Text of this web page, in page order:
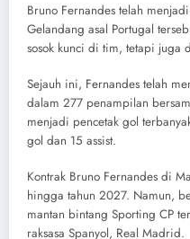
Bruno Fernandes telah
Gelandang asal Portugal
sosok kunci di tim, tetapi juga
Sejauh ini, Fernandes telah
dalam 277 penampilan
menjadi pencetak gol
gol dan 15 assist.
Kontrak Bruno Fernandes di
hingga tahun 2027. Namun,
mantan bintang Sporting CP
raksasa Spanyol, Real Madrid.